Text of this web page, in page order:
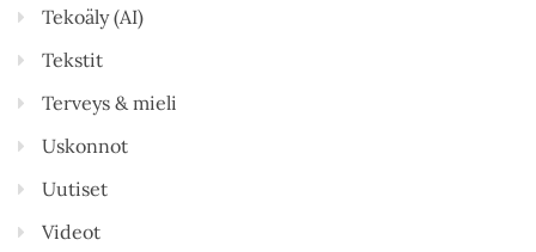
Tekoäly (AI)
Tekstit
Terveys & mieli
Uskonnot
Uutiset
Videot